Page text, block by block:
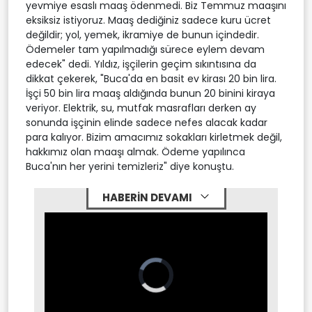
yevmiye esaslı maaş ödenmedi. Biz Temmuz maaşını
eksiksiz istiyoruz. Maaş dediğiniz sadece kuru ücret
değildir; yol, yemek, ikramiye de bunun içindedir.
Ödemeler tam yapılmadığı sürece eylem devam
edecek" dedi. Yıldız, işçilerin geçim sıkıntısına da
dikkat çekerek, "Buca'da en basit ev kirası 20 bin lira.
İşçi 50 bin lira maaş aldığında bunun 20 binini kiraya
veriyor. Elektrik, su, mutfak masrafları derken ay
sonunda işçinin elinde sadece nefes alacak kadar
para kalıyor. Bizim amacımız sokakları kirletmek değil,
hakkımız olan maaşı almak. Ödeme yapılınca
Buca'nın her yerini temizleriz" diye konuştu.
HABERİN DEVAMI
Video
Player
is
loading.